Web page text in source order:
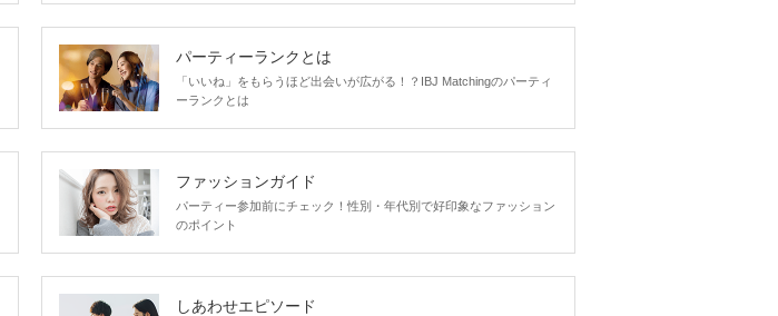
パーティーランクとは
「いいね」をもらうほど出会いが広がる！？IBJ Matchingのパーティ
ーランクとは
ファッションガイド
パーティー参加前にチェック！性別・年代別で好印象なファッション
のポイント
しあわせエピソード